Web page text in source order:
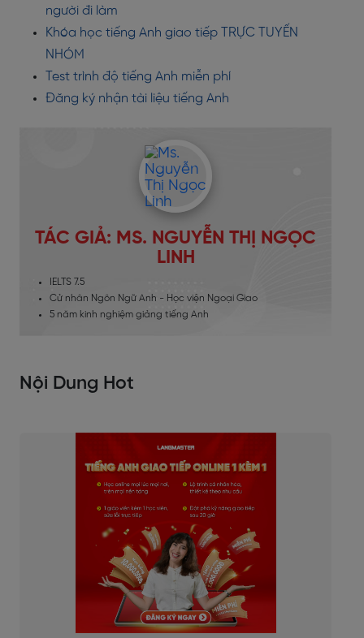
người đi làm
Khóa học tiếng Anh giao tiếp TRỰC TUYẾN
NHÓM
Test trình độ tiếng Anh miễn phí
Đăng ký nhận tài liệu tiếng Anh
TÁC GIẢ: MS. NGUYỄN THỊ NGỌC
LINH
IELTS 7.5
Cử nhân Ngôn Ngữ Anh - Học viện Ngoại Giao
5 năm kinh nghiệm giảng tiếng Anh
Nội Dung Hot